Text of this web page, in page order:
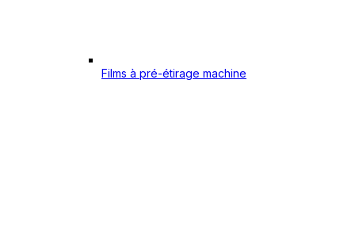
Films à pré-étirage machine